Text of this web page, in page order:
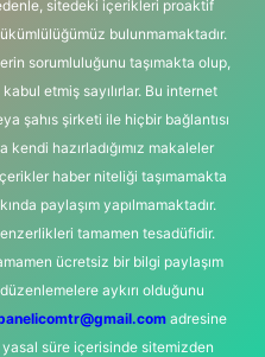
sitedeki içerikleri proaktif
bulunmamaktadır.
sorumluluğunu taşımakta olup,
etmiş sayılırlar. Bu internet
şahıs şirketi ile hiçbir bağlantısı
kendi hazırladığımız makaleler
haber niteliği taşımamakta
paylaşım yapılmamaktadır.
tamamen tesadüfidir.
ücretsiz bir bilgi paylaşım
aykırı olduğunu
adresine
süre içerisinde sitemizden